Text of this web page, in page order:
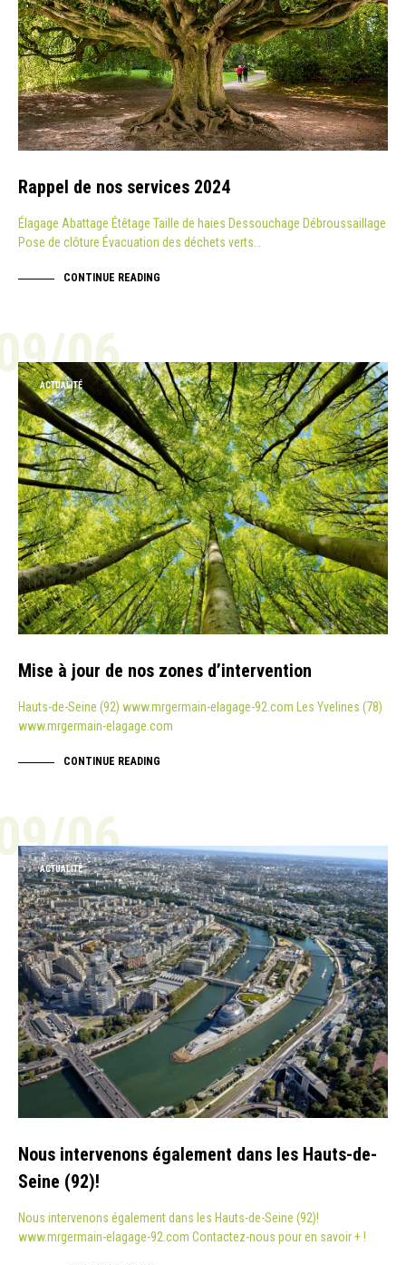
Rappel de nos services 2024
Élagage Abattage Étêtage Taille de haies Dessouchage Débroussaillage
Pose de clôture Évacuation des déchets verts…
CONTINUE READING
06
ACTUALITÉ
Mise à jour de nos zones d’intervention
Hauts-de-Seine (92) www.mrgermain-elagage-92.com Les Yvelines (78)
www.mrgermain-elagage.com
CONTINUE READING
06
ACTUALITÉ
Nous intervenons également dans les Hauts-de-
Seine (92)!
Nous intervenons également dans les Hauts-de-Seine (92)!
www.mrgermain-elagage-92.com Contactez-nous pour en savoir + !